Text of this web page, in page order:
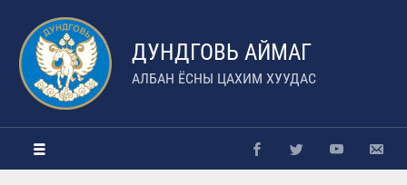
ДУНДГОВЬ АЙМАГ
АЛБАН ЁСНЫ ЦАХИМ ХУУДАС